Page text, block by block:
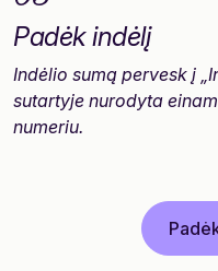
Padėk indėlį
Indėlio sumą pervesk į
sutartyje nurodyta
numeriu.